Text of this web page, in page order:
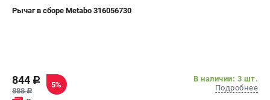
Рычаг в сборе Metabo 316056730
844 c
888c
5%
В наличии: 3 шт.
Подробнее